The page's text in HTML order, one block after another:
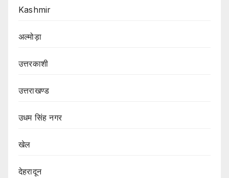
Kashmir
अल्मोड़ा
उत्तरकाशी
उत्तराखण्ड
उधम सिंह नगर
खेल
देहरादून